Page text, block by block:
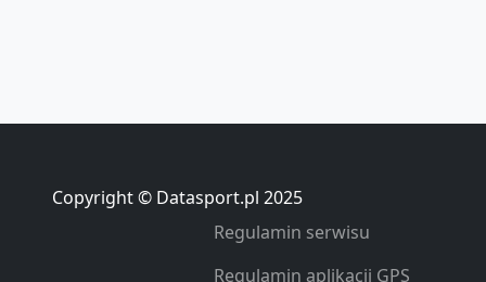
Copyright © Datasport.pl 2025
Regulamin serwisu
Regulamin aplikacji GPS